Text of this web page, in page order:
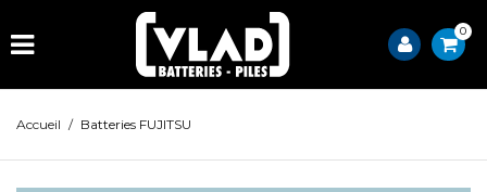
0
Accueil / Batteries FUJITSU